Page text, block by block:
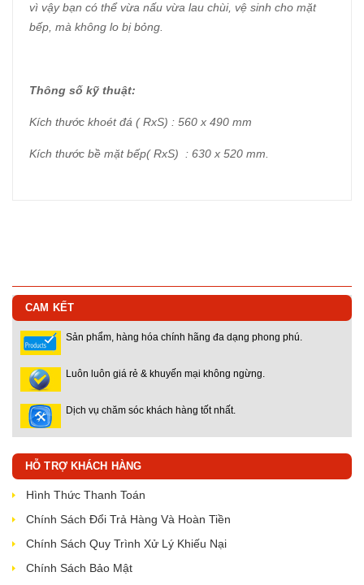
vì vậy bạn có thể vừa nấu vừa lau chùi, vệ sinh cho mặt
bếp, mà không lo bị bỏng.
Thông số kỹ thuật:
Kích thước khoét đá ( RxS) : 560 x 490 mm
Kích thước bề mặt bếp( RxS) : 630 x 520 mm.
CAM KẾT
Sản phẩm, hàng hóa chính hãng đa dạng phong phú.
Luôn luôn giá rẻ & khuyến mại không ngừng.
Dịch vụ chăm sóc khách hàng tốt nhất.
HỖ TRỢ KHÁCH HÀNG
Hình Thức Thanh Toán
Chính Sách Đổi Trả Hàng Và Hoàn Tiền
Chính Sách Quy Trình Xử Lý Khiếu Nại
Chính Sách Bảo Mật